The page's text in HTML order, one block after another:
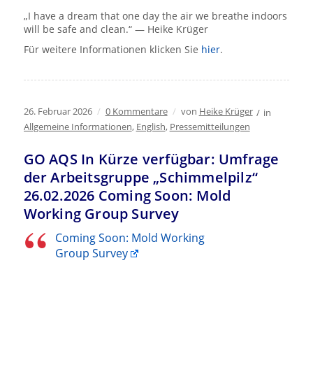
„I have a dream that one day the air we breathe indoors
will be safe and clean.“ — Heike Krüger
Für weitere Informationen klicken Sie hier.
26. Februar 2026 / 0 Kommentare / von Heike Krüger / in
Allgemeine Informationen, English, Pressemitteilungen
GO AQS In Kürze verfügbar: Umfrage
der Arbeitsgruppe „Schimmelpilz“
26.02.2026 Coming Soon: Mold
Working Group Survey
Coming Soon: Mold Working
Group Survey